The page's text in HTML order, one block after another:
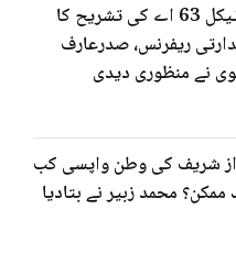
آرٹیکل 63 اے کی تشریح کا
ریفرنس، صدرعارف
نے منظوری دیدی
شریف کی وطن واپسی کب
محمد زبیر نے بتادیا